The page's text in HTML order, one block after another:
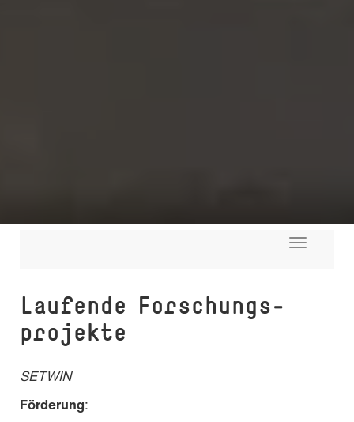
Toggle
Laufende For­schungs­
projekte
SETWIN
Förderung: